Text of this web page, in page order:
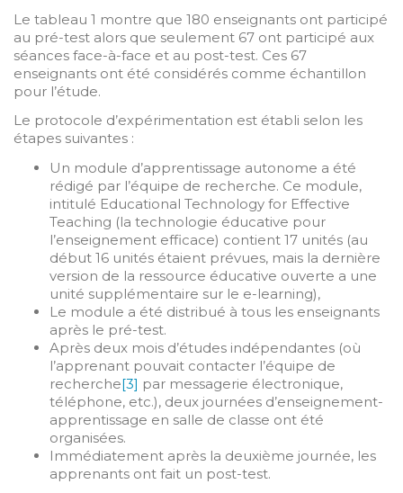
Le tableau 1 montre que 180 enseignants ont participé
au pré-test alors que seulement 67 ont participé aux
séances face-à-face et au post-test. Ces 67
enseignants ont été considérés comme échantillon
pour l’étude.
Le protocole d’expérimentation est établi selon les
étapes suivantes :
Un module d’apprentissage autonome a été
rédigé par l’équipe de recherche. Ce module,
intitulé Educational Technology for Effective
Teaching (la technologie éducative pour
l’enseignement efficace) contient 17 unités (au
début 16 unités étaient prévues, mais la dernière
version de la ressource éducative ouverte a une
unité supplémentaire sur le e-learning),
Le module a été distribué à tous les enseignants
après le pré-test.
Après deux mois d’études indépendantes (où
l’apprenant pouvait contacter l’équipe de
recherche[3] par messagerie électronique,
téléphone, etc.), deux journées d’enseignement-
apprentissage en salle de classe ont été
organisées.
Immédiatement après la deuxième journée, les
apprenants ont fait un post-test.